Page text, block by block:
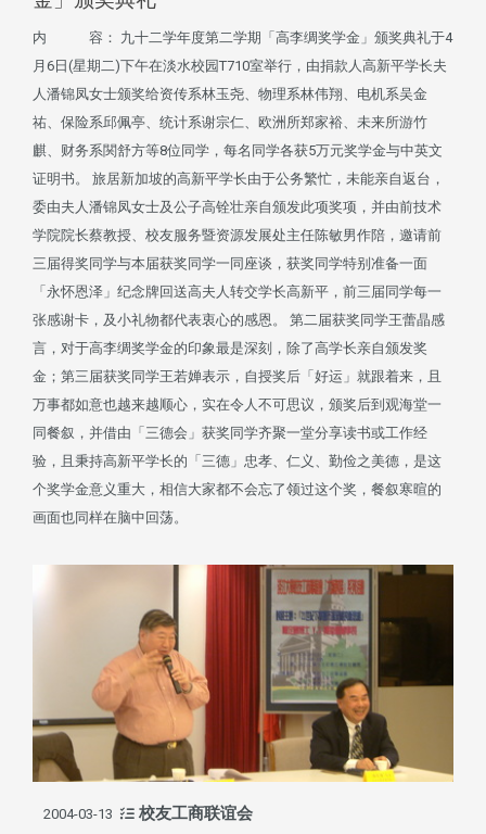
内 容： 九十二学年度第二学期「高李绸奖学金」颁奖典礼于4
月6日(星期二)下午在淡水校园T710室举行，由捐款人高新平学长夫
人潘锦凤女士颁奖给资传系林玉尧、物理系林伟翔、电机系吴金
祐、保险系邱佩亭、统计系谢宗仁、欧洲所郑家裕、未来所游竹
麒、财务系関舒方等8位同学，每名同学各获5万元奖学金与中英文
证明书。 旅居新加坡的高新平学长由于公务繁忙，未能亲自返台，
委由夫人潘锦凤女士及公子高铨壮亲自颁发此项奖项，并由前技术
学院院长蔡教授、校友服务暨资源发展处主任陈敏男作陪，邀请前
三届得奖同学与本届获奖同学一同座谈，获奖同学特别准备一面
「永怀恩泽」纪念牌回送高夫人转交学长高新平，前三届同学每一
张感谢卡，及小礼物都代表衷心的感恩。 第二届获奖同学王蕾晶感
言，对于高李绸奖学金的印象最是深刻，除了高学长亲自颁发奖
金；第三届获奖同学王若婵表示，自授奖后「好运」就跟着来，且
万事都如意也越来越顺心，实在令人不可思议，颁奖后到观海堂一
同餐叙，并借由「三德会」获奖同学齐聚一堂分享读书或工作经
验，且秉持高新平学长的「三德」忠孝、仁义、勤俭之美德，是这
个奖学金意义重大，相信大家都不会忘了领过这个奖，餐叙寒暄的
画面也同样在脑中回荡。
2004-03-13 校友工商联谊会